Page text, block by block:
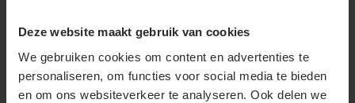
Deze website maakt gebruik van cookies
We gebruiken cookies om content en advertenties te
personaliseren, om functies voor social media te bieden
en om ons websiteverkeer te analyseren. Ook delen we
+31(0)418 511 972
info@joboworkwear.nl